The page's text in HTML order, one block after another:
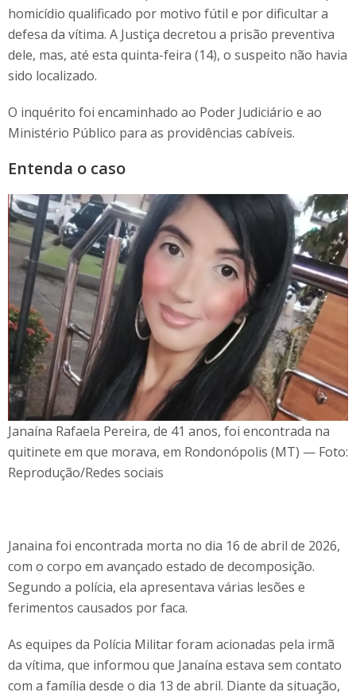
homicídio qualificado por motivo fútil e por dificultar a
defesa da vítima. A Justiça decretou a prisão preventiva
dele, mas, até esta quinta-feira (14), o suspeito não havia
sido localizado.
O inquérito foi encaminhado ao Poder Judiciário e ao
Ministério Público para as providências cabíveis.
Entenda o caso
Janaína Rafaela Pereira, de 41 anos, foi encontrada na
quitinete em que morava, em Rondonópolis (MT) — Foto:
Reprodução/Redes sociais
Janaina foi encontrada morta no dia 16 de abril de 2026,
com o corpo em avançado estado de decomposição.
Segundo a polícia, ela apresentava várias lesões e
ferimentos causados por faca.
As equipes da Polícia Militar foram acionadas pela irmã
da vítima, que informou que Janaína estava sem contato
com a família desde o dia 13 de abril. Diante da situação,